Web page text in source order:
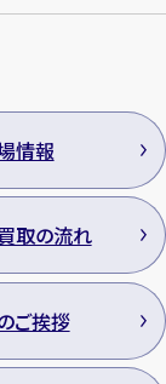
情報
取の流れ
ご挨拶